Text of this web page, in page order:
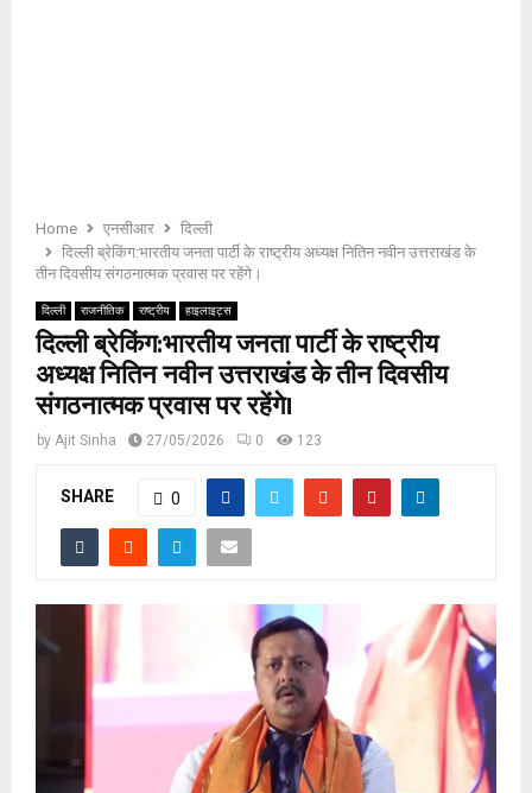
Home एनसीआर
दिल्ली
दिल्ली ब्रेकिंग:भारतीय जनता पार्टी के राष्ट्रीय अध्यक्ष नितिन नवीन उत्तराखंड के
तीन दिवसीय संगठनात्मक प्रवास पर रहेंगे।
दिल्ली राजनीतिक राष्ट्रीय हाइलाइट्स
दिल्ली ब्रेकिंग:भारतीय जनता पार्टी के राष्ट्रीय
अध्यक्ष नितिन नवीन उत्तराखंड के तीन दिवसीय
संगठनात्मक प्रवास पर रहेंगे।
by Ajit Sinha 27/05/2026 0 123
SHARE 0